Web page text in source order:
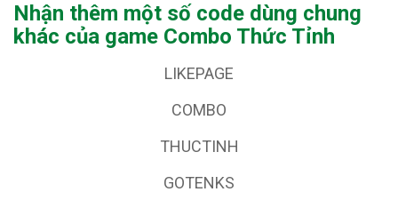
Nhận thêm một số code dùng chung
khác của game Combo Thức Tỉnh
LIKEPAGE
COMBO
THUCTINH
GOTENKS